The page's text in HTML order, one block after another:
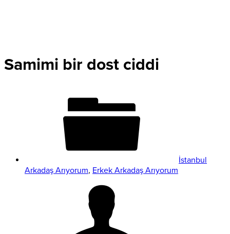
Samimi bir dost ciddi
İstanbul
Arkadaş Arıyorum, Erkek Arkadaş Arıyorum